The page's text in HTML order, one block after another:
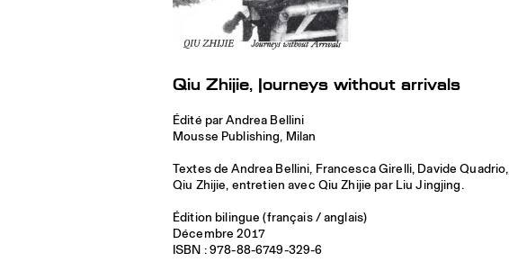
Qiu Zhijie, Journeys without arrivals
Édité par Andrea Bellini
Mousse Publishing, Milan
Textes de Andrea Bellini, Francesca Girelli, Davide Quadrio,
Qiu Zhijie, entretien avec Qiu Zhijie par Liu Jingjing.
Édition bilingue (français / anglais)
Décembre 2017
ISBN : 978-88-6749-329-6